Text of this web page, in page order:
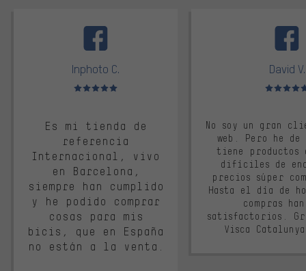
Inphoto C.
Valoración media: 5 de 5
Es mi tienda de
referencia
Internacional, vivo
en Barcelona,
siempre han cumplido
y he podido comprar
cosas para mis
bicis, que en España
no están a la venta.
David V.
Valoración
No soy un gran
web. Pero he
tiene productos
difíciles de
precios súper
Hasta el día de
compras
satisfactorios.
Visca